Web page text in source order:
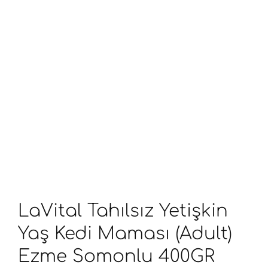
LaVital Tahılsız Yetişkin
Yaş Kedi Maması (Adult)
Ezme Somonlu 400GR